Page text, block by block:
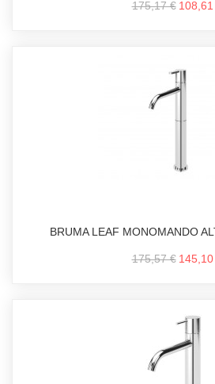
175,17 €
BRUMA LEAF MONOMANDO
175,57 €